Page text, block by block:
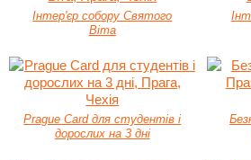
Інтер'єр собору Святого
Віта
Prague Card для студентів і
дорослих на 3 дні